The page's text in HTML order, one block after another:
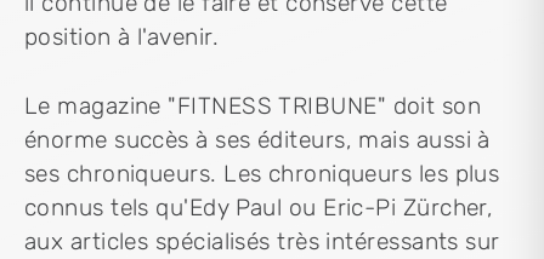
position à l'avenir.
Le magazine "FITNESS TRIBUNE" doit son
énorme succès à ses éditeurs, mais aussi à
ses chroniqueurs. Les chroniqueurs les plus
connus tels qu'Edy Paul ou Eric-Pi Zürcher,
aux articles spécialisés très intéressants sur